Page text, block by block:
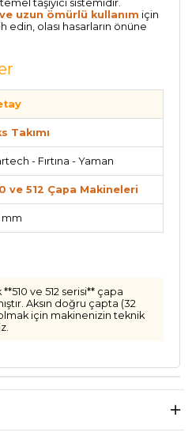
taşıyıcı sistemidir.
uzun ömürlü kullanım için
edin, olası hasarların önüne
Takımı
- Fırtına - Yaman
ve 512 Çapa Makineleri
mm
ve 512 serisi** çapa
Aksın doğru çapta (32
için makinenizin teknik